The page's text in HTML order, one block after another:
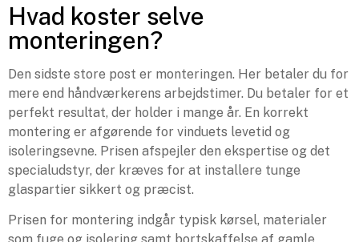
Hvad koster selve
monteringen?
Den sidste store post er monteringen. Her betaler du for
mere end håndværkerens arbejdstimer. Du betaler for et
perfekt resultat, der holder i mange år. En korrekt
montering er afgørende for vinduets levetid og
isoleringsevne. Prisen afspejler den ekspertise og det
specialudstyr, der kræves for at installere tunge
glaspartier sikkert og præcist.
Prisen for montering indgår typisk kørsel, materialer